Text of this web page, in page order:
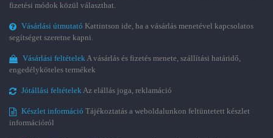
fizetési módok közül választhat.
Vásárlási útmutató Kattintson ide, ha a vásárlás menetével kapcsolatos
segítséget szeretne kapni.
Vásárlási feltételekA vásárlás és fizetés menete, szállítási határidő,
engedélyköteles termékek
Jótállási feltételekAz elállás joga, reklamáció
Készlet információ Tájékoztatás a weboldalunkon feltüntetett készlet
információról